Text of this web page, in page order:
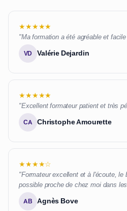
★★★★★
"Ma formation a été agréable et
VD Valérie Dejardin
★★★★★
"Excellent formateur patient et très
CA Christophe Amourette
★★★★☆
"Formateur excellent et à l'écoute, le
possible proche de chez moi dans
AB Agnès Bove